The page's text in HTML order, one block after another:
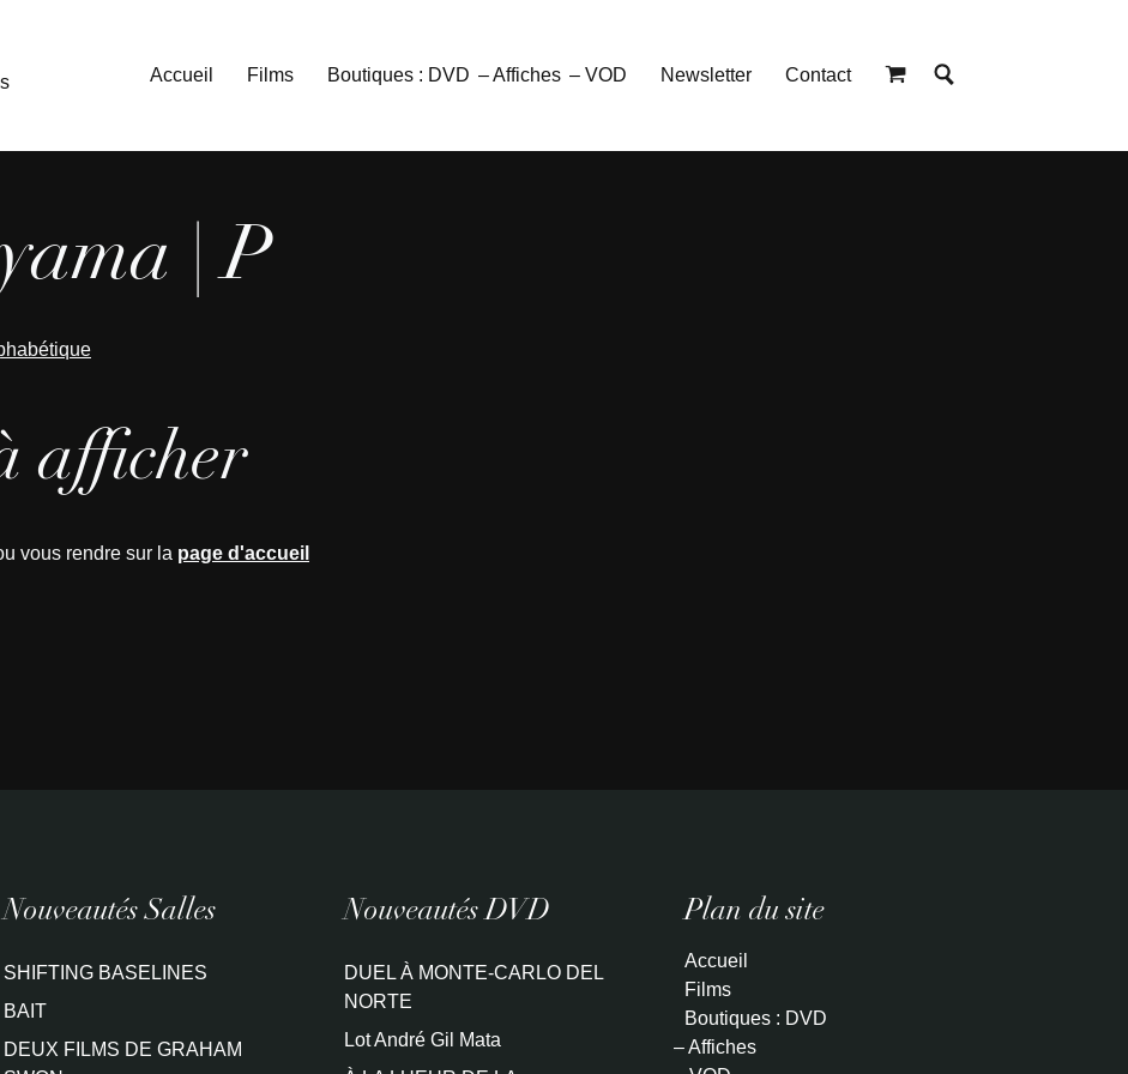
Accueil Films Boutiques : DVD – Affiches – VOD Newsletter Contact
| P
afficher
vous rendre sur la page d'accueil
Nouveautés Salles
SHIFTING BASELINES
BAIT
DEUX FILMS DE GRAHAM
Nouveautés DVD
DUEL À MONTE-CARLO DEL
NORTE
Lot André Gil Mata
Plan du site
Accueil
Films
Boutiques : DVD
– Affiches